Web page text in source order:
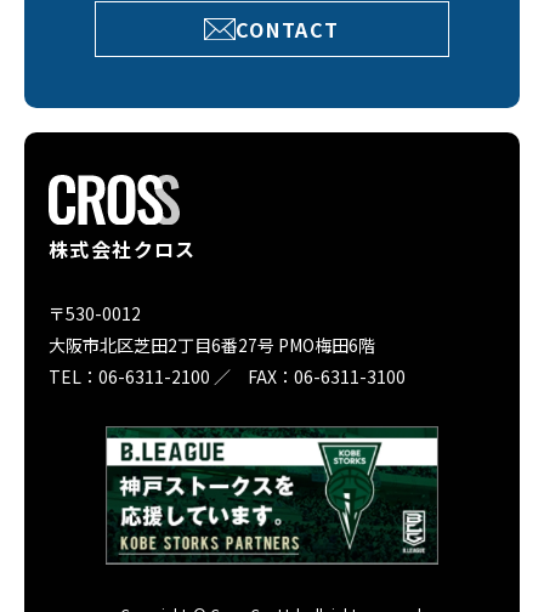
CONTACT
株式会社クロス
〒530-0012
大阪市北区芝田2丁目6番27号 PMO梅田6階
TEL：06-6311-2100 ／ FAX：06-6311-3100